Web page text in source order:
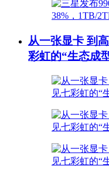
从一张显卡 到
彩虹的“生态成